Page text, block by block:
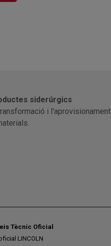
siderúrgics
i l'aprovisionament
Tècnic Oficial
LINCOLN